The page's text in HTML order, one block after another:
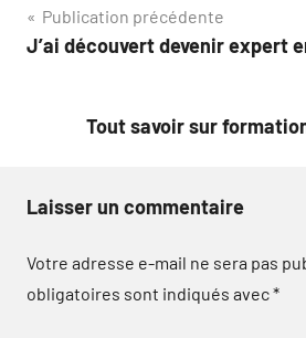
Navigation
de
Publication précédente
J’ai découvert devenir expert
Tout savoir sur
Laisser un commentaire
Votre adresse e-mail ne sera pas
obligatoires sont indiqués avec*